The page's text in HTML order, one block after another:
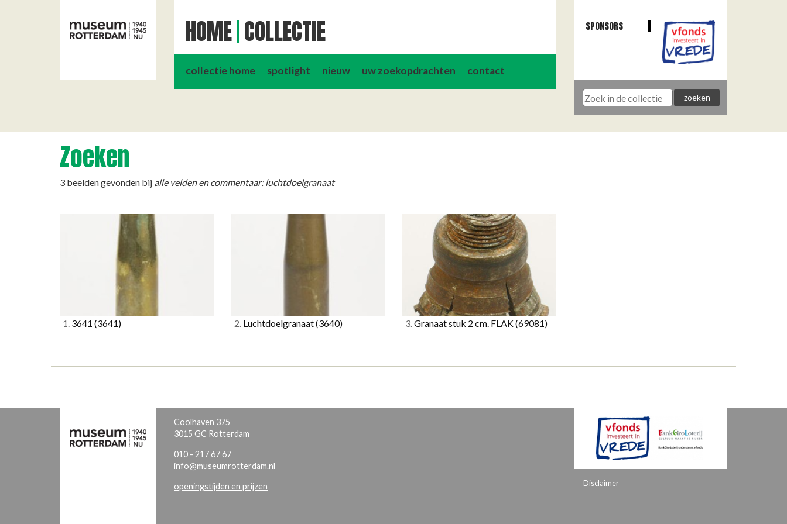
HOME COLLECTIE
collectie home spotlight nieuw uw zoekopdrachten contact
SPONSORS
Zoeken
3 beelden gevonden bij alle velden en commentaar: luchtdoelgranaat
1. 3641 (3641) 2.Luchtdoelgranaat(3640) 3.Granaat stuk 2 cm. FLAK(69081)
Coolhaven 375
3015 GC Rotterdam
010 - 217 67 67
info@museumrotterdam.nl
openingstijden en prijzen Disclaimer